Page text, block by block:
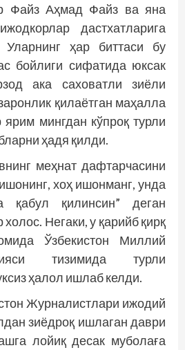
Файз Аҳмад Файз ва яна
дастхатларига
Уларнинг ҳар биттаси бу
бойлиги сифатида юксак
ака саховатли зиёли
қилаётган маҳалла
ярим мингдан кўпроқ турли
ҳадя қилди.
меҳнат дафтарчасини
хоҳ ишонманг, унда
қабул қилинсин” деган
холос. Негаки, у қарийб қирқ
Ўзбекистон Миллий
тизимида турли
ҳалол ишлаб келди.
Журналистлари ижодий
зиёдроқ ишлаган даври
лойиқ десак муболаға